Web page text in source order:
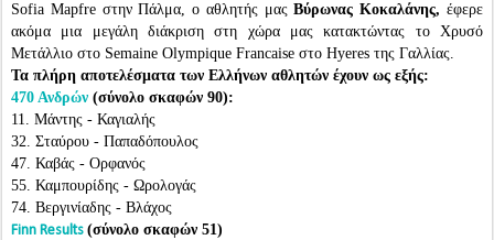
Sofia Mapfre στην Πάλμα, ο αθλητής μαςΒύρωνας Κοκαλάνης, έφερε
ακόμα μια μεγάλη διάκριση στη χώρα μας κατακτώντας το Χρυσό
Μετάλλιο στο Semaine Olympique Francaise στο Hyeres της Γαλλίας.
Τα πλήρη αποτελέσματα των Ελλήνων αθλητών έχουν ως εξής:
470 Ανδρών (σύνολο σκαφών 90):
11. Μάντης - Καγιαλής
32. Σταύρου - Παπαδόπουλος
47. Καβάς - Ορφανός
55. Καμπουρίδης - Ωρολογάς
74. Βεργινίαδης - Βλάχος
Finn Results (σύνολο σκαφών 51)